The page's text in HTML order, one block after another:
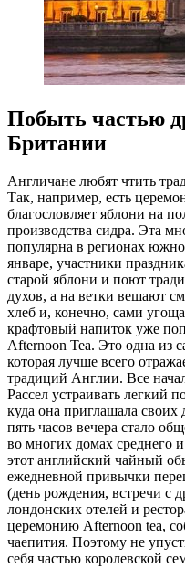
Побыть частью
Британии
Англичане любят чтить
Так, например, есть
благословляет яблони на
производства сидра. Эта
популярна в регионах
январе, участники
старой яблони и поют
духов, а на ветки вешают
хлеб и, конечно, сами
крафтовый напиток уже
Afternoon Tea. Это одна из
которая лучше всего
традиций Англии. Все
Рассел устраивать легкий
куда она приглашала
пять часов вечера стало
во многих домах среднего
этот английский чайный
ежедневной привычки
(день рождения, встречи с
лондонских отелей и
церемонию Afternoon tea,
чаепития. Поэтому не
себя частью королевской